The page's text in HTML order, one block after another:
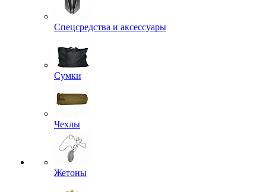
Спецсредства и аксессуары
Сумки
Чехлы
Жетоны